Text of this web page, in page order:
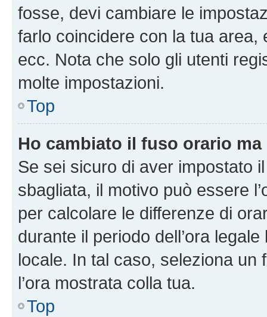
fosse, devi cambiare le
farlo coincidere con la tua area,
ecc. Nota che solo gli utenti
molte impostazioni.
Top
Ho cambiato il fuso orario ma
Se sei sicuro di aver impostato
sbagliata, il motivo può essere
per calcolare le differenze di
durante il periodo dell’ora
locale. In tal caso, seleziona
l’ora mostrata colla tua.
Top